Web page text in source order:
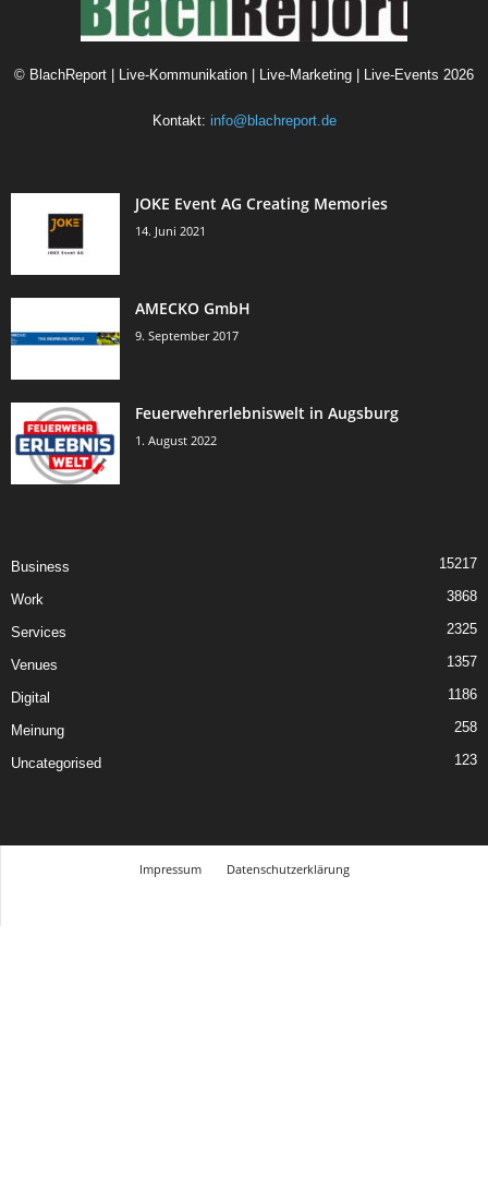
© BlachReport | Live-Kommunikation | Live-Marketing | Live-Events 2026
Kontakt: info@blachreport.de
JOKE Event AG Creating Memories
14. Juni 2021
AMECKO GmbH
9. September 2017
Feuerwehrerlebniswelt in Augsburg
1. August 2022
Business 15217
Work 3868
Services 2325
Venues 1357
Digital 1186
Meinung 258
Uncategorised 123
Impressum
Datenschutzerklärung